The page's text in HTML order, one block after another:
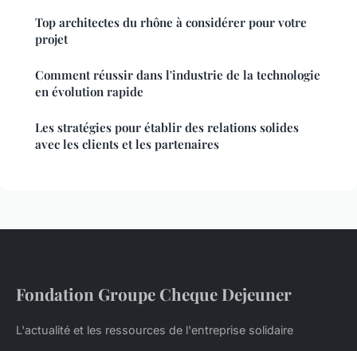
Top architectes du rhône à considérer pour votre
projet
Comment réussir dans l'industrie de la technologie
en évolution rapide
Les stratégies pour établir des relations solides
avec les clients et les partenaires
Fondation Groupe Cheque Dejeuner
L'actualité et les ressources de l'entreprise solidaire